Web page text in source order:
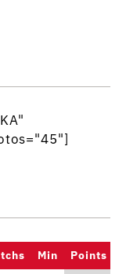
Min Points